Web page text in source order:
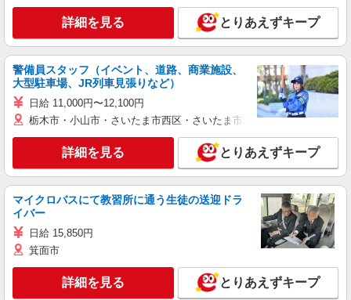
詳細を見る とりあえずキープ
警備員スタッフ（イベント、道路、商業施設、
大型駐車場、JR列車見張りなど）
日給 11,000円〜12,100円
栃木市・小山市・さいたま市西区・さいたま市岩槻区・久喜市・蓮田
詳細を見る とりあえずキープ
マイクロバスにて教習所に通う生徒の送迎ドラ
イバー
日給 15,850円
箕面市
詳細を見る とりあえずキープ